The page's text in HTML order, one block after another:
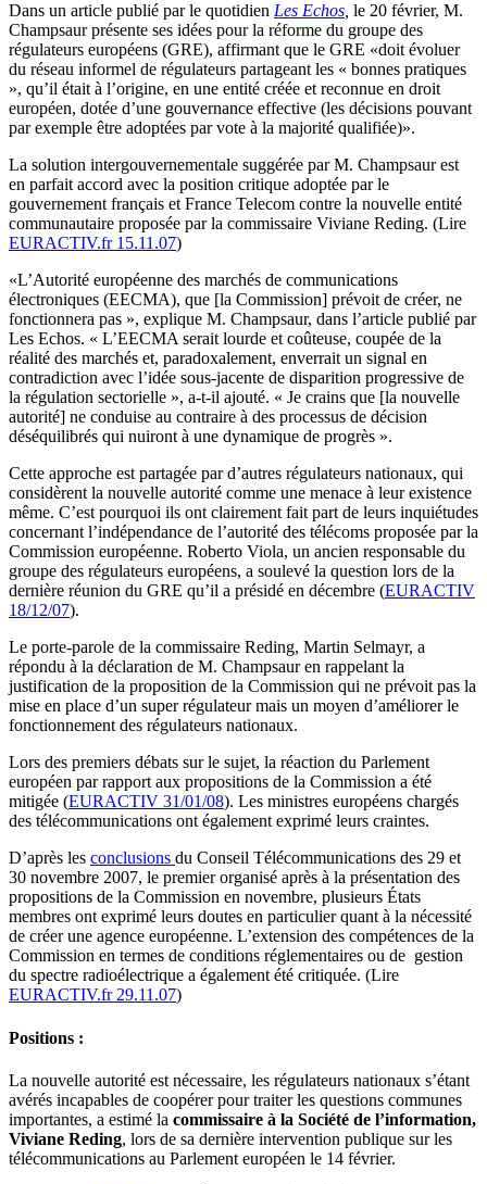
Dans un article publié par le quotidien Les Echos le 20 février, M.
Champsaur présente ses idées pour la réforme du groupe des
régulateurs européens (GRE), affirmant que le GRE «doit évoluer
du réseau informel de régulateurs partageant les « bonnes pratiques
», qu’il était à l’origine, en une entité créée et reconnue en droit
européen, dotée d’une gouvernance effective (les décisions pouvant
par exemple être adoptées par vote à la majorité qualifiée)».
La solution intergouvernementale suggérée par M. Champsaur est
en parfait accord avec la position critique adoptée par le
gouvernement français et France Telecom contre la nouvelle entité
communautaire proposée par la commissaire Viviane Reding. (Lire
EURACTIV.fr 15.11.07)
«L’Autorité européenne des marchés de communications
électroniques (EECMA), que [la Commission] prévoit de créer, ne
fonctionnera pas », explique M. Champsaur, dans l’article publié par
Les Echos. « L’EECMA serait lourde et coûteuse, coupée de la
réalité des marchés et, paradoxalement, enverrait un signal en
contradiction avec l’idée sous-jacente de disparition progressive de
la régulation sectorielle », a-t-il ajouté. « Je crains que [la nouvelle
autorité] ne conduise au contraire à des processus de décision
déséquilibrés qui nuiront à une dynamique de progrès ».
Cette approche est partagée par d’autres régulateurs nationaux, qui
considèrent la nouvelle autorité comme une menace à leur existence
même. C’est pourquoi ils ont clairement fait part de leurs inquiétudes
concernant l’indépendance de l’autorité des télécoms proposée par la
Commission européenne. Roberto Viola, un ancien responsable du
groupe des régulateurs européens, a soulevé la question lors de la
dernière réunion du GRE qu’il a présidé en décembre (EURACTIV
18/12/07).
Le porte-parole de la commissaire Reding, Martin Selmayr, a
répondu à la déclaration de M. Champsaur en rappelant la
justification de la proposition de la Commission qui ne prévoit pas la
mise en place d’un super régulateur mais un moyen d’améliorer le
fonctionnement des régulateurs nationaux.
Lors des premiers débats sur le sujet, la réaction du Parlement
européen par rapport aux propositions de la Commission a été
mitigée (EURACTIV 31/01/08). Les ministres européens chargés
des télécommunications ont également exprimé leurs craintes.
D’après les conclusions du Conseil Télécommunications des 29 et
30 novembre 2007, le premier organisé après à la présentation des
propositions de la Commission en novembre, plusieurs États
membres ont exprimé leurs doutes en particulier quant à la nécessité
de créer une agence européenne. L’extension des compétences de la
Commission en termes de conditions réglementaires ou de gestion
du spectre radioélectrique a également été critiquée. (Lire
EURACTIV.fr 29.11.07)
Positions :
La nouvelle autorité est nécessaire, les régulateurs nationaux s’étant
avérés incapables de coopérer pour traiter les questions communes
importantes, a estimé la commissaire à la Société de l’information,
Viviane Reding, lors de sa dernière intervention publique sur les
télécommunications au Parlement européen le 14 février.